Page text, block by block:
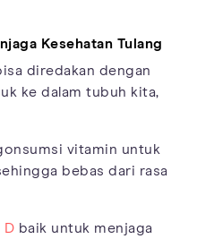
Kesehatan Tulang
diredakan dengan
ke dalam tubuh kita,
vitamin untuk
bebas dari rasa
D baik untuk menjaga